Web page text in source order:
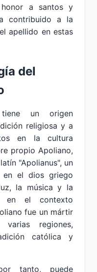
a santos y
contribuido a la
apellido en estas
del
un origen
religiosa y a
en la cultura
propio Apoliano,
"Apolianus", un
en el dios griego
la música y la
en el contexto
fue un mártir
regiones,
católica y
tanto, puede